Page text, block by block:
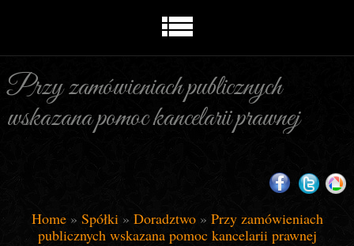
Przy zamówieniach publicznych
wskazana pomoc kancelarii prawnej
Home» Spółki» Doradztwo» Przy zamówieniach
publicznych wskazana pomoc kancelarii prawnej